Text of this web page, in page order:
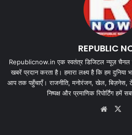
REPUBLIC
Republicnow.in एक स्वतंत्र डिजिटल न्यूज़
खबरें प्रदान करता है। हमारा लक्ष्य है कि हम
आप तक पहुँचाएँ। राजनीति, मनोरंजन, खेल, बिज़नेस,
निष्पक्ष और प्रमाणिक रिपोर्टिंग हमें